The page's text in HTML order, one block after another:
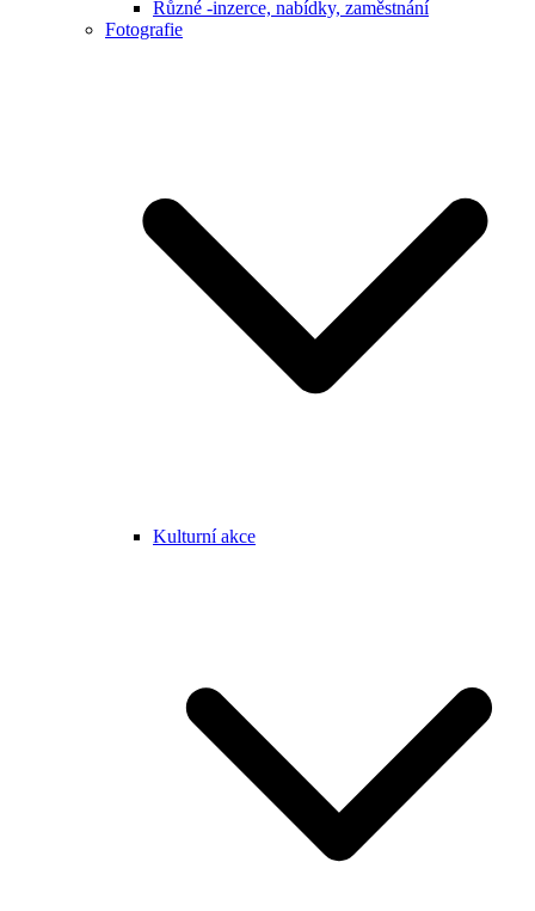
Různé -inzerce, nabídky, zaměstnání
Fotografie
Kulturní akce